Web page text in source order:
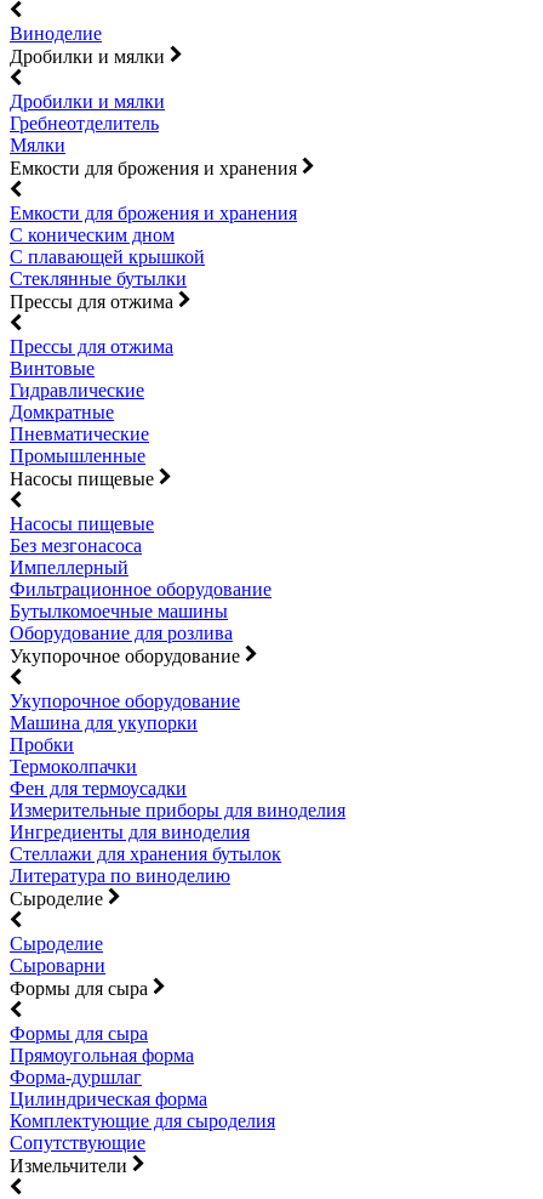
Виноделие
Дробилки и мялки
Дробилки и мялки
Гребнеотделитель
Мялки
Емкости для брожения и хранения
Емкости для брожения и хранения
С коническим дном
С плавающей крышкой
Стеклянные бутылки
Прессы для отжима
Прессы для отжима
Винтовые
Гидравлические
Домкратные
Пневматические
Промышленные
Насосы пищевые
Насосы пищевые
Без мезгонасоса
Импеллерный
Фильтрационное оборудование
Бутылкомоечные машины
Оборудование для розлива
Укупорочное оборудование
Укупорочное оборудование
Машина для укупорки
Пробки
Термоколпачки
Фен для термоусадки
Измерительные приборы для виноделия
Ингредиенты для виноделия
Стеллажи для хранения бутылок
Литература по виноделию
Сыроделие
Сыроделие
Сыроварни
Формы для сыра
Формы для сыра
Прямоугольная форма
Форма-дуршлаг
Цилиндрическая форма
Комплектующие для сыроделия
Сопутствующие
Измельчители